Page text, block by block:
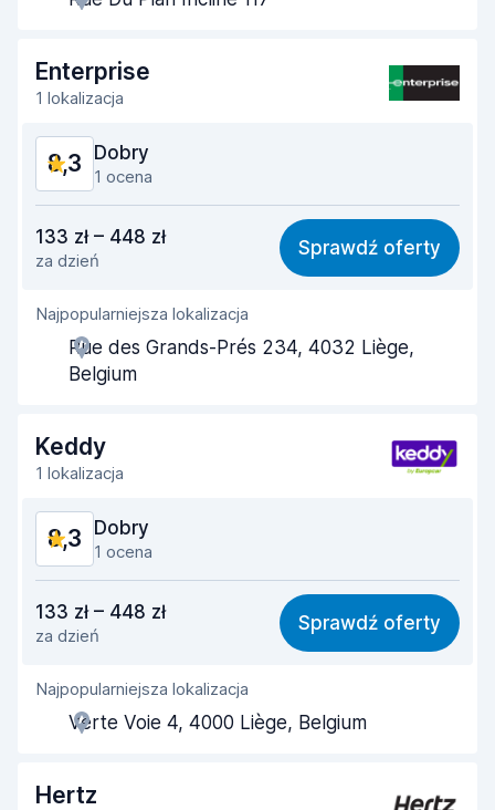
Szybkość odbioru
Szybkość zwrotu 8,2
Czystość samochodu
Stan samochodu
Enterprise
1 lokalizacja
8,3 Dobry
1 ocena
8,1
Łatwość znalezienia 8,2
Pomocność przedstawiciela
Szybkość odbioru
Czystość samochodu 8,8
Stan samochodu
133 zł – 448 zł
za dzień
Sprawdź oferty
Najpopularniejsza lokalizacja
Rue des Grands-Prés 234, 4032 Liège,
Belgium
Keddy
1 lokalizacja
8,3 Dobry
1 ocena
8,0
Łatwość znalezienia 8,2
Pomocność przedstawiciela
Szybkość odbioru
Szybkość zwrotu 8,2
133 zł – 448 zł
za dzień
Sprawdź oferty
Najpopularniejsza lokalizacja
Verte Voie 4, 4000 Liège, Belgium
Hertz